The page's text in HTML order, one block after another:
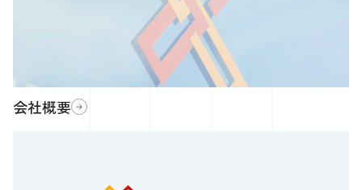
会社概要